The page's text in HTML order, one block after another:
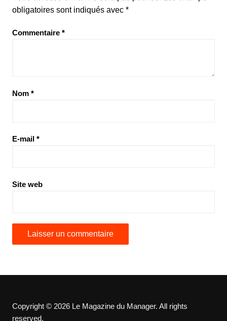
obligatoires sont indiqués avec *
Commentaire *
Nom *
E-mail *
Site web
Copyright © 2026 Le Magazine du Manager. All rights
reserved.